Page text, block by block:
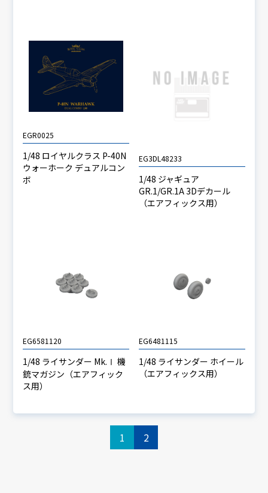
EGR0025
1/48 ロイヤルクラス P-40N
ウォーホーク デュアルコン
ボ
EG3DL48233
1/48 ジャギュア
GR.1/GR.1A 3Dデカール
（エアフィックス用）
EG6581120
1/48 ライサンダー Mk.Ⅰ 機
銃マガジン（エアフィック
ス用）
EG6481115
1/48 ライサンダー ホイール
（エアフィックス用）
1 2